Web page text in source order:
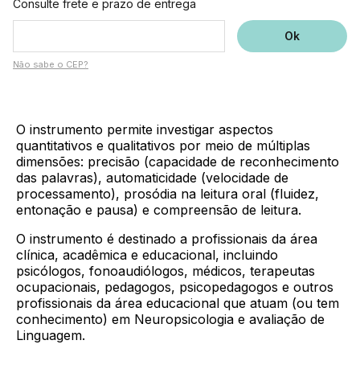
Consulte frete e prazo de entrega
Não sabe o CEP?
O instrumento permite investigar aspectos
quantitativos e qualitativos por meio de múltiplas
dimensões: precisão (capacidade de reconhecimento
das palavras), automaticidade (velocidade de
processamento), prosódia na leitura oral (fluidez,
entonação e pausa) e compreensão de leitura.
O instrumento é destinado a profissionais da área
clínica, acadêmica e educacional, incluindo
psicólogos, fonoaudiólogos, médicos, terapeutas
ocupacionais, pedagogos, psicopedagogos e outros
profissionais da área educacional que atuam (ou tem
conhecimento) em Neuropsicologia e avaliação de
Linguagem.